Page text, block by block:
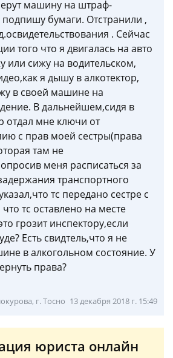
машину на штраф-
подпишу бумаги. Отстранили ,
. Сейчас
того что я двигалась на авто
или сижу на водительском,
я дышу в алкотектор,
в своей машине на
В дальнейшем,сидя в
отдал мне ключи от
с прав моей сестры(права
там не
меня расписаться за
транспортного
тс передано сестре с
тс оставлено на месте
грозит инспектору,если
Есть свидтель,что я не
в алкогольном состояние. У
права?
г. Тосно 13 декабря 2018 г. 15:49
юриста онлайн